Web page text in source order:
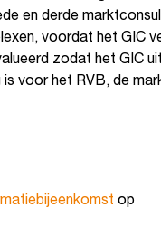
en derde
voordat het GIC
zodat het GIC
voor het RVB, de
op